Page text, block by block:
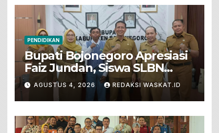
PENDIDIKAN
Bupati Bojonegoro Apresiasi
Faiz Jundan, Siswa SLBN
Gunungsari Baureno Masuk
LKS Diksus Tingkat Nasional
AGUSTUS 4, 2026 REDAKSI WASKAT.ID